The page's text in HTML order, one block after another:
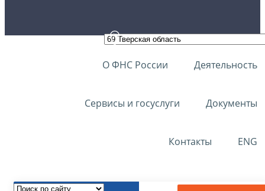
О ФНС России Деятельность
Сервисы и госуслуги Документы
Контакты ENG